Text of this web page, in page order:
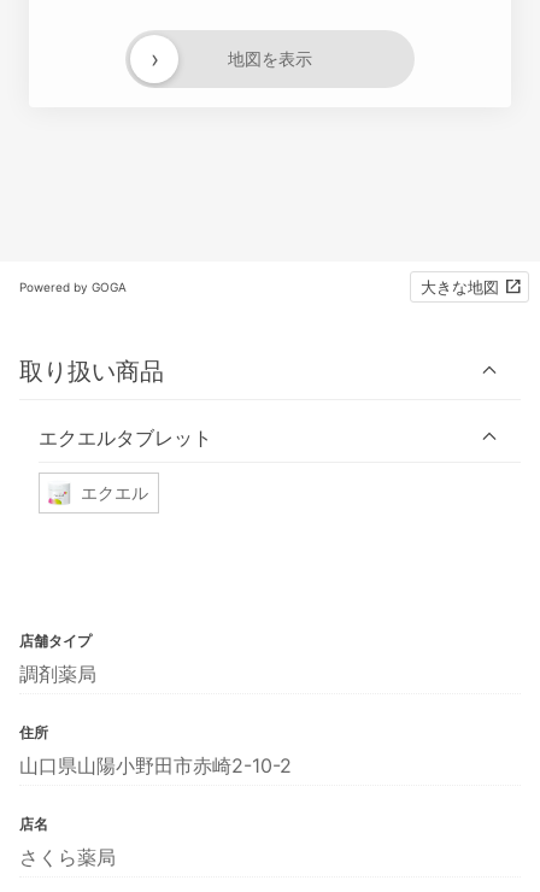
地図を表示
›
Powered by GOGA 大きな地図
取り扱い商品
エクエルタブレット
エクエル
店舗タイプ
調剤薬局
住所
山口県山陽小野田市赤崎2-10-2
店名
さくら薬局